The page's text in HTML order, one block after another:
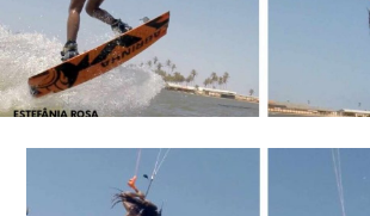
NOVEMBRO 25, 2020
brasil9